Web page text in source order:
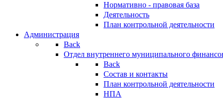
Нормативно - правовая база
Деятельность
План контрольной деятельности
Администрация
Back
Отдел внутреннего муниципального
Back
Состав и контакты
План контрольной деятельности
НПА